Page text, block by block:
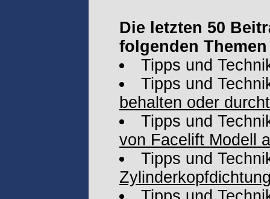
Die letzten 50
folgenden
Tipps und
Tipps und
behalten oder
Tipps und
von Facelift Modell
Tipps und